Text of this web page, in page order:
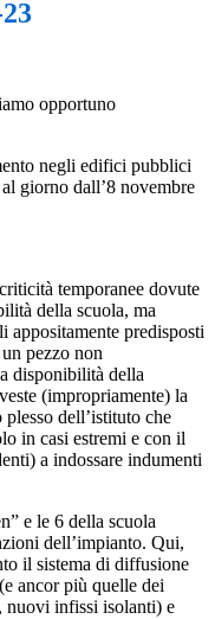
opportuno
negli edifici pubblici
giorno dall’8 novembre
temporanee dovute
della scuola, ma
predisposti
pezzo non
disponibilità della
(impropriamente) la
dell’istituto che
in casi estremi e con il
a indossare indumenti
e le 6 della scuola
dell’impianto. Qui,
il sistema di diffusione
ancor più quelle dei
nuovi infissi isolanti) e